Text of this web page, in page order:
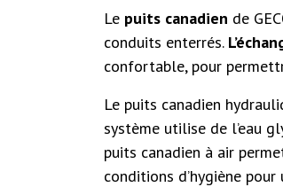
Le puits canadien de
conduits enterrés.
confortable, pour
Le puits canadien
système utilise de l’eau
puits canadien à air
conditions d’hygiène pour